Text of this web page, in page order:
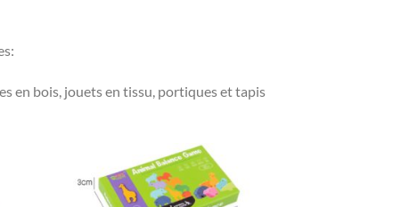
en bois, jouets en tissu, portiques et tapis